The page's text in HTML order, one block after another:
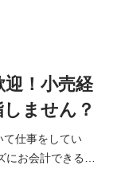
！小売経
ません？
て仕事をしてい
お会計できるの